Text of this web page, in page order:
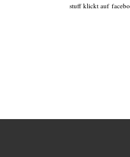
stuff klickt auf